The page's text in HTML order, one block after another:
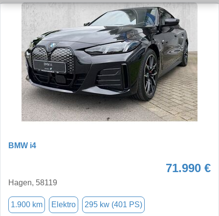
BMW i4
71.990 €
Hagen, 58119
1.900 km Elektro 295 kw (401 PS)